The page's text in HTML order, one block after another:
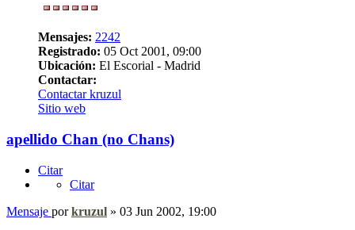
Mensajes: 2242
Registrado: 05 Oct 2001, 09:00
Ubicación: El Escorial - Madrid
Contactar:
Contactar kruzul
Sitio web
apellido Chan (no Chans)
Citar
Citar
Mensaje porkruzul » 03 Jun 2002, 19:00